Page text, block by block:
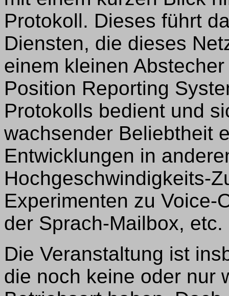
Protokoll. Dieses führt
Diensten, die dieses
einem kleinen
Position Reporting
Protokolls bedient und
wachsender Beliebtheit
Entwicklungen in
Hochgeschwindigkeits-
Experimenten zu Voice-
der Sprach-Mailbox, etc.
Die Veranstaltung ist
die noch keine oder nur